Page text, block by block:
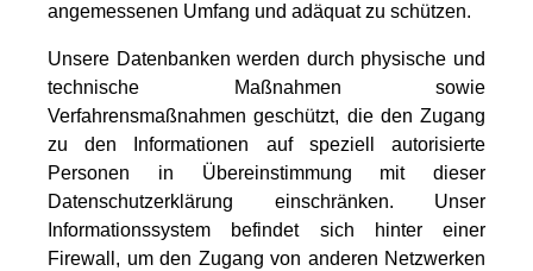
angemessenen Umfang und adäquat zu schützen.
Unsere Datenbanken werden durch physische und
technische Maßnahmen sowie
Verfahrensmaßnahmen geschützt, die den Zugang
zu den Informationen auf speziell autorisierte
Personen in Übereinstimmung mit dieser
Datenschutzerklärung einschränken. Unser
Informationssystem befindet sich hinter einer
Firewall, um den Zugang von anderen Netzwerken